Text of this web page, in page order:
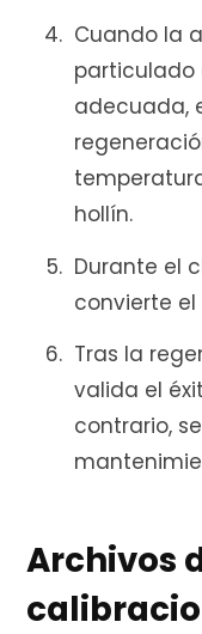
Cuando la
particulado
adecuada,
hollín.
Durante el
convierte
Tras la
valida el
contrario,
Archivos